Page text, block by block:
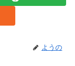
ようの